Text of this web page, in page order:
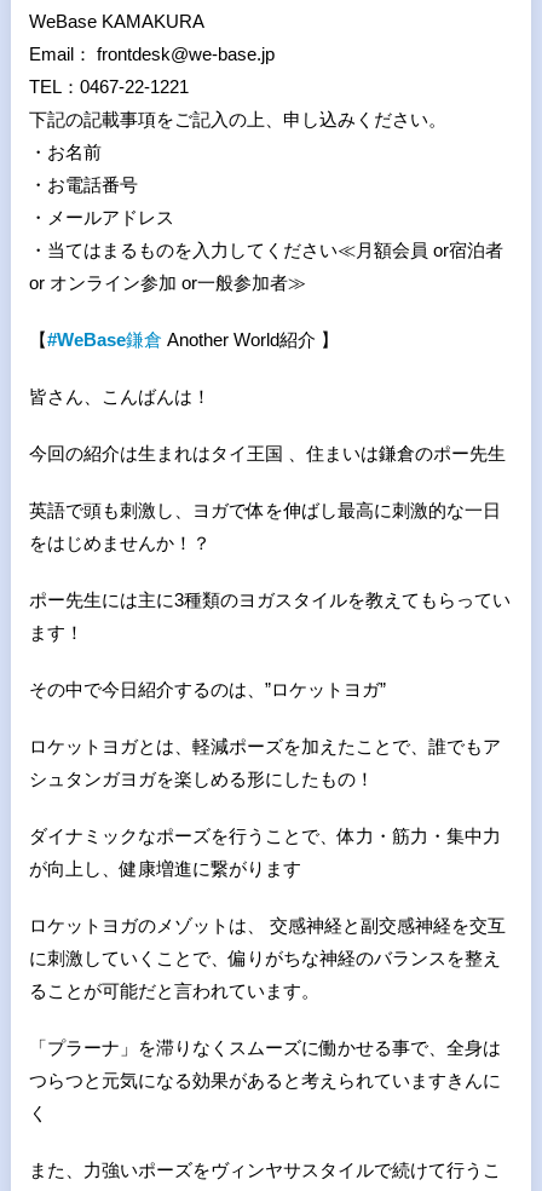
WeBase KAMAKURA
Email： frontdesk@we-base.jp
TEL：0467-22-1221
下記の記載事項をご記入の上、申し込みください。
・お名前
・お電話番号
・メールアドレス
・当てはまるものを入力してください≪月額会員 or宿泊者
or オンライン参加 or一般参加者≫
【#WeBase鎌倉 Another World紹介 】
皆さん、こんばんは！
今回の紹介は生まれはタイ王国 、住まいは鎌倉のポー先生
英語で頭も刺激し、ヨガで体を伸ばし最高に刺激的な一日
をはじめませんか！？
ポー先生には主に3種類のヨガスタイルを教えてもらってい
ます！
その中で今日紹介するのは、”ロケットヨガ”
ロケットヨガとは、軽減ポーズを加えたことで、誰でもア
シュタンガヨガを楽しめる形にしたもの！
ダイナミックなポーズを行うことで、体力・筋力・集中力
が向上し、健康増進に繋がります
ロケットヨガのメゾットは、 交感神経と副交感神経を交互
に刺激していくことで、偏りがちな神経のバランスを整え
ることが可能だと言われています。
「プラーナ」を滞りなくスムーズに働かせる事で、全身は
つらつと元気になる効果があると考えられていますきんに
く
また、力強いポーズをヴィンヤサスタイルで続けて行うこ